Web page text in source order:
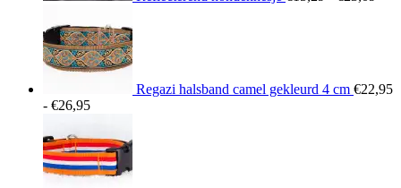
Regazi halsband camel gekleurd 4 cm €22,95
- €26,95Prijsklasse:
tot
€26,95